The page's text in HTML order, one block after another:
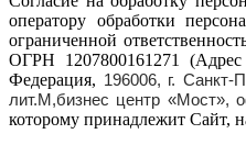
оператору обработки
ограниченной
ОГРН 1207800161271 (Адрес
Федерация, 196006, г. Санкт-
лит.М,бизнес центр
которому принадлежит Сайт,